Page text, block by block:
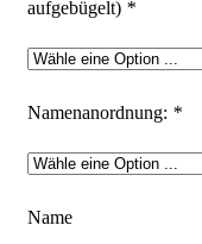
aufgebügelt) *
Namenanordnung: *
Name